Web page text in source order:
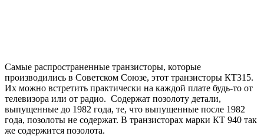
Самые распространенные транзисторы, которые
производились в Советском Союзе, этот транзисторы КТ315.
Их можно встретить практически на каждой плате будь-то от
телевизора или от радио. Содержат позолоту детали,
выпущенные до 1982 года, те, что выпущенные после 1982
года, позолоты не содержат. В транзисторах марки КТ 940 так
же содержится позолота.